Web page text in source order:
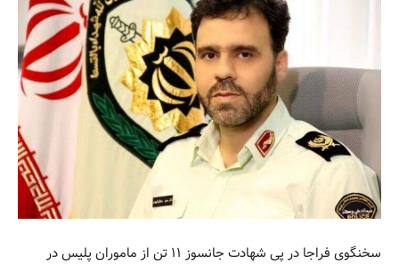
سخنگوی فراجا در پی شهادت جانسوز ۱۱ تن از ماموران پلیس در